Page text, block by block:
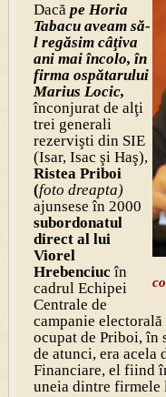
Dacă pe Horia
Tabacu aveam să-
l regăsim câţiva
ani mai încolo, în
firma ospătarului
Marius Locic,
înconjurat de alţi
trei generali
rezervişti din SIE
(Isar, Isac şi Haş),
Ristea Priboi
(foto dreapta)
ajunsese în 2000
subordonatul
direct al lui
Viorel
Hrebenciuc în
cadrul Echipei
Centrale de
campanie
ocupat de Priboi, în
de atunci, era acela
Financiare, el fiind
uneia dintre firmele